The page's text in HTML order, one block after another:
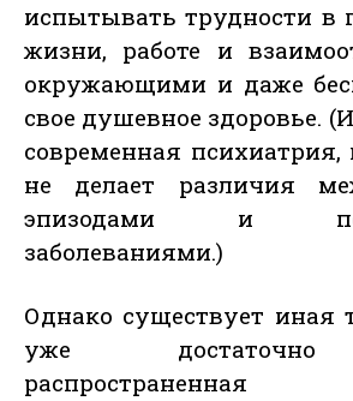
испытывать трудности в
жизни, работе и
окружающими и даже
свое душевное здоровье.
современная
не делает различия
эпизодами и
заболеваниями.)
Однако существует иная
уже